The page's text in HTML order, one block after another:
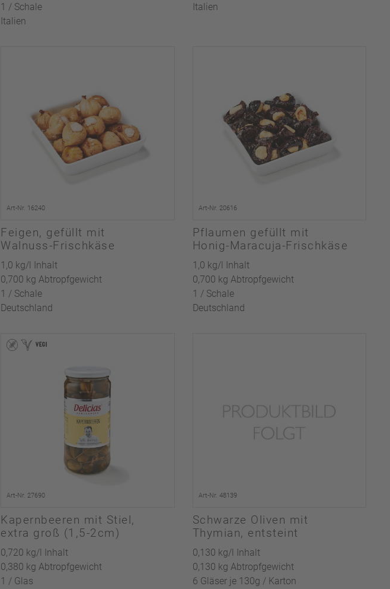
1 / Schale
Italien
Italien
Art-Nr. 16240
Feigen, gefüllt mit
Walnuss-Frischkäse
1,0 kg/l Inhalt
0,700 kg Abtropfgewicht
1 / Schale
Deutschland
Art-Nr. 20616
Pflaumen gefüllt mit
Honig-Maracuja-Frischkäse
1,0 kg/l Inhalt
0,700 kg Abtropfgewicht
1 / Schale
Deutschland
Art-Nr. 27690
Kapernbeeren mit Stiel,
extra groß (1,5-2cm)
0,720 kg/l Inhalt
0,380 kg Abtropfgewicht
1 / Glas
Art-Nr. 48139
Schwarze Oliven mit
Thymian, entsteint
0,130 kg/l Inhalt
0,130 kg Abtropfgewicht
6 Gläser je 130g / Karton